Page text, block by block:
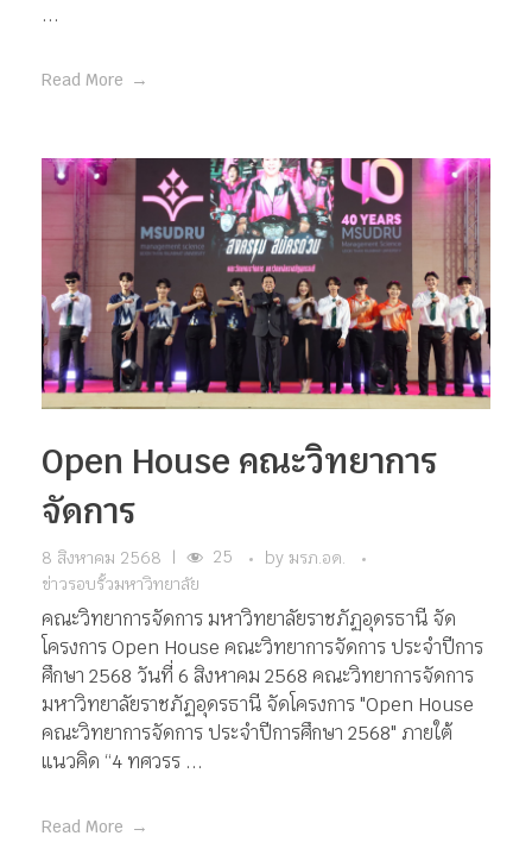
...
Read More
Open House คณะวิทยาการ
จัดการ
8 สิงหาคม 2568 25 by มรภ.อด.
ข่าวรอบรั้วมหาวิทยาลัย
คณะวิทยาการจัดการ มหาวิทยาลัยราชภัฏอุดรธานี จัด
โครงการ Open House คณะวิทยาการจัดการ ประจำปีการ
ศึกษา 2568 วันที่ 6 สิงหาคม 2568 คณะวิทยาการจัดการ
มหาวิทยาลัยราชภัฏอุดรธานี จัดโครงการ "Open House
คณะวิทยาการจัดการ ประจำปีการศึกษา 2568" ภายใต้
แนวคิด “4 ทศวรร ...
Read More